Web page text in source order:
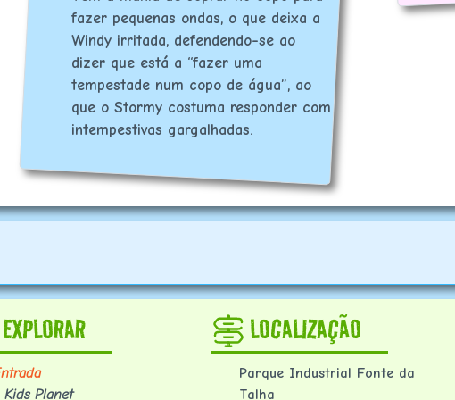
fazer pequenas ondas, o que deixa a
Windy irritada, defendendo-se ao
dizer que está a “fazer uma
tempestade num copo de água”, ao
que o Stormy costuma responder com
intempestivas gargalhadas.
EXPLORAR
Kids Planet
LOCALIZAÇÃO
Parque Industrial Fonte da
Talha